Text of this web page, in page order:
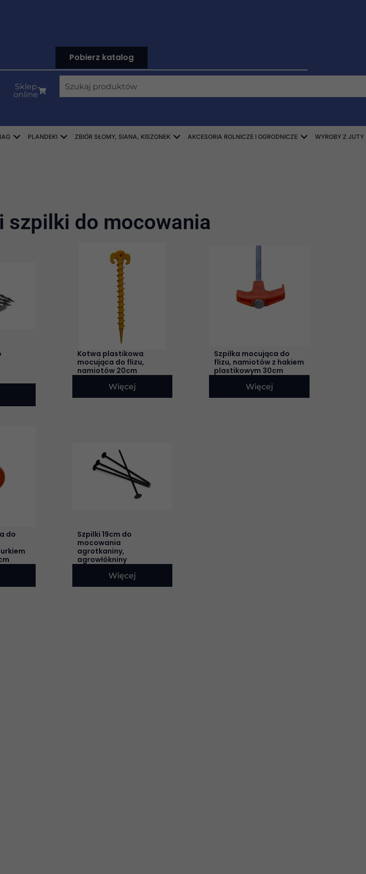
Pobierz katalog
Sklep
online
Wyszukiwanie
AŻUROWE, SIATKI
Open WORKI BIG-BAG
PLANDEKI Open PLANDEKI
ZBIÓR SŁOMY, SIANA, KISZONEK Open ZBIÓR SŁOMY, SIANA, KISZONEK
AKCESORIA ROLNICZE I OGRODNICZE OpenWYROBY Z JUTY
szpilki do mocowania
Kotwa plastikowa
mocująca do flizu,
namiotów 20cm
Więcej
Szpilka mocująca do
flizu, namiotów z hakiem
plastikowym 30cm
Więcej
do
Szpilki 19cm do
mocowania
agrotkaniny,
agrowłókniny
Więcej